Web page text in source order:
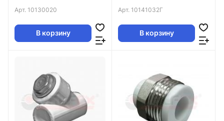
БЕЛАЯ
Арт. 10130020
В корзину
Арт. 10141032Г
В корзину